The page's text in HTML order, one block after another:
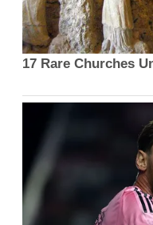
17 Rare Churches